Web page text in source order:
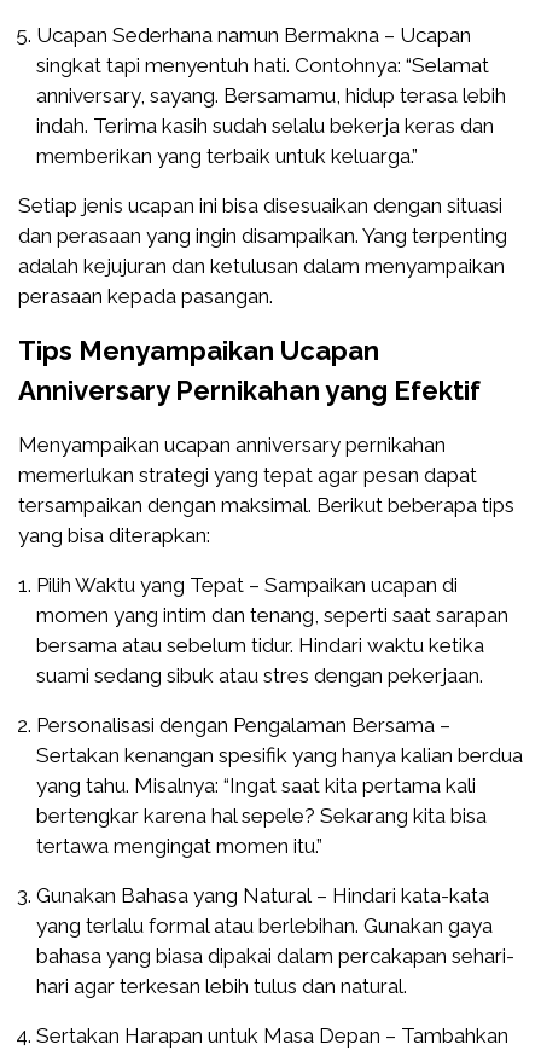
Ucapan Sederhana namun Bermakna – Ucapan
singkat tapi menyentuh hati. Contohnya: “Selamat
anniversary, sayang. Bersamamu, hidup terasa lebih
indah. Terima kasih sudah selalu bekerja keras dan
memberikan yang terbaik untuk keluarga.”
Setiap jenis ucapan ini bisa disesuaikan dengan situasi
dan perasaan yang ingin disampaikan. Yang terpenting
adalah kejujuran dan ketulusan dalam menyampaikan
perasaan kepada pasangan.
Tips Menyampaikan Ucapan
Anniversary Pernikahan yang Efektif
Menyampaikan ucapan anniversary pernikahan
memerlukan strategi yang tepat agar pesan dapat
tersampaikan dengan maksimal. Berikut beberapa tips
yang bisa diterapkan:
Pilih Waktu yang Tepat – Sampaikan ucapan di
momen yang intim dan tenang, seperti saat sarapan
bersama atau sebelum tidur. Hindari waktu ketika
suami sedang sibuk atau stres dengan pekerjaan.
Personalisasi dengan Pengalaman Bersama –
Sertakan kenangan spesifik yang hanya kalian berdua
yang tahu. Misalnya: “Ingat saat kita pertama kali
bertengkar karena hal sepele? Sekarang kita bisa
tertawa mengingat momen itu.”
Gunakan Bahasa yang Natural – Hindari kata-kata
yang terlalu formal atau berlebihan. Gunakan gaya
bahasa yang biasa dipakai dalam percakapan sehari-
hari agar terkesan lebih tulus dan natural.
Sertakan Harapan untuk Masa Depan – Tambahkan